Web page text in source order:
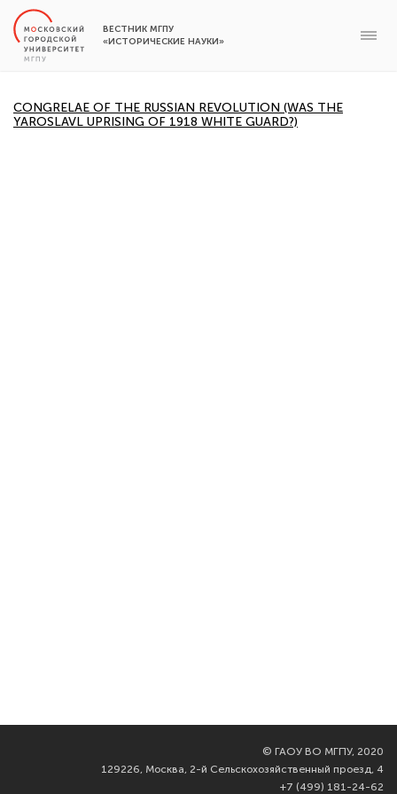
ВЕСТНИК МГПУ
«ИСТОРИЧЕСКИЕ НАУКИ»
CONGRELAE OF THE RUSSIAN REVOLUTION (WAS THE
YAROSLAVL UPRISING OF 1918 WHITE GUARD?)
© ГАОУ ВО МГПУ, 2020
129226, Москва, 2-й Сельскохозяйственный проезд, 4
+7 (499) 181-24-62